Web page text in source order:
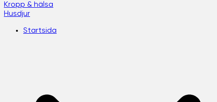
Kropp & hälsa
Husdjur
Startsida